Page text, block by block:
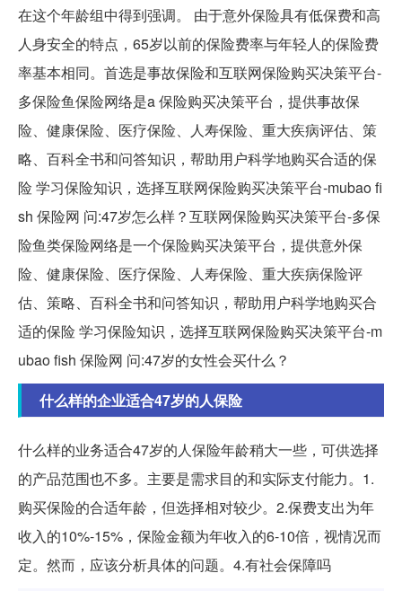
在这个年龄组中得到强调。 由于意外保险具有低保费和高
人身安全的特点，65岁以前的保险费率与年轻人的保险费
率基本相同。首选是事故保险和互联网保险购买决策平台-
多保险鱼保险网络是a 保险购买决策平台，提供事故保
险、健康保险、医疗保险、人寿保险、重大疾病评估、策
略、百科全书和问答知识，帮助用户科学地购买合适的保
险 学习保险知识，选择互联网保险购买决策平台-mubao fi
sh 保险网 问:47岁怎么样？互联网保险购买决策平台-多保
险鱼类保险网络是一个保险购买决策平台，提供意外保
险、健康保险、医疗保险、人寿保险、重大疾病保险评
估、策略、百科全书和问答知识，帮助用户科学地购买合
适的保险 学习保险知识，选择互联网保险购买决策平台-m
ubao fish 保险网 问:47岁的女性会买什么？
什么样的企业适合47岁的人保险
什么样的业务适合47岁的人保险年龄稍大一些，可供选择
的产品范围也不多。主要是需求目的和实际支付能力。1.
购买保险的合适年龄，但选择相对较少。2.保费支出为年
收入的10%-15%，保险金额为年收入的6-10倍，视情况而
定。然而，应该分析具体的问题。4.有社会保障吗